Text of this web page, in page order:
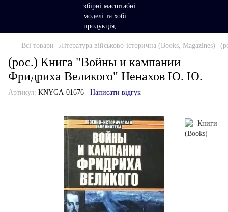
Всі товари Література військово-історична (Books, Magazines)
(рос.) Книга "Войны и кампании
Фридриха Великого" Ненахов Ю. Ю.
Артикул: KNYGA-01676 Написати відгук